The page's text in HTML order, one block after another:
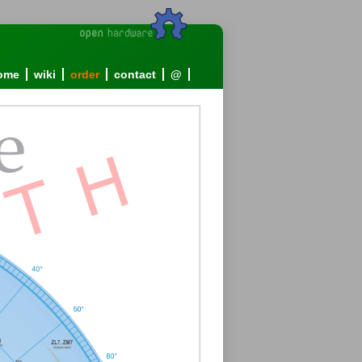
wiki order contact @